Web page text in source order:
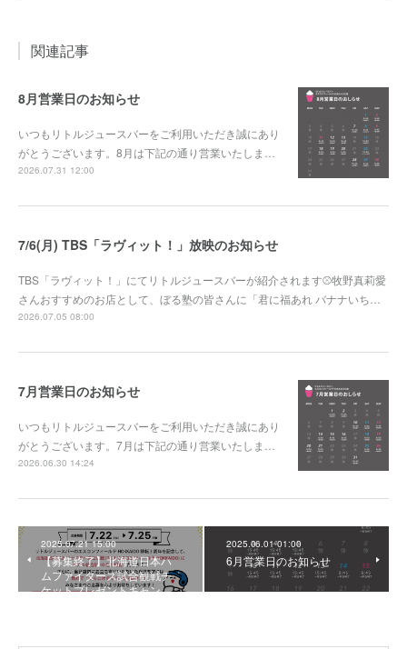
関連記事
8月営業日のお知らせ
いつもリトルジュースバーをご利用いただき誠にあり
がとうございます。8月は下記の通り営業いたしま…
2026.07.31 12:00
7/6(月) TBS「ラヴィット！」放映のお知らせ
TBS「ラヴィット！」にてリトルジュースバーが紹介されます⚾牧野真莉愛
さんおすすめのお店として、ぼる塾の皆さんに「君に福あれ バナナいち…
2026.07.05 08:00
7月営業日のお知らせ
いつもリトルジュースバーをご利用いただき誠にあり
がとうございます。7月は下記の通り営業いたしま…
2026.06.30 14:24
2025.07.21 15:00
【募集終了】北海道日本ハ
ムファイターズ試合観戦チ
ケットプレゼントキャン…
2025.06.01 01:00
6月営業日のお知らせ